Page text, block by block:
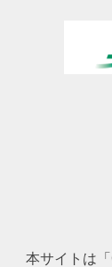
本サイトは